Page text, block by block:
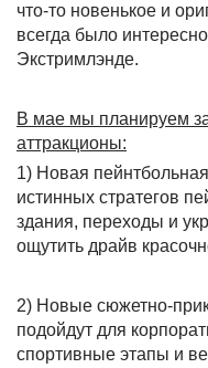
что-то новенькое и
всегда было
Экстримлэнде.
В мае мы планируем
аттракционы:
1) Новая
истинных стратегов
здания, переходы и
ощутить драйв
2) Новые сюжетно-
подойдут для
спортивные этапы и